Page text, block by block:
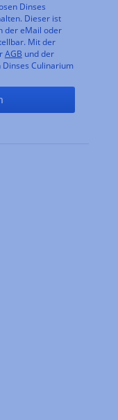
Dinses
Dieser ist
der eMail oder
Mit der
AGB und der
Dinses Culinarium